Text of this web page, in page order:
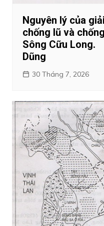
Nguyên lý của
chống lũ và
Sông Cữu Long.
Dũng
30 Tháng 7, 2026